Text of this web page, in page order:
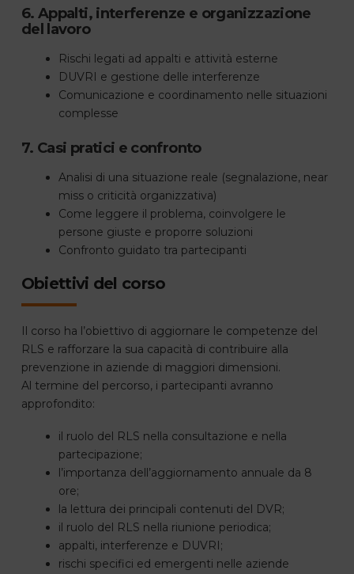
6. Appalti, interferenze e organizzazione
del lavoro
Rischi legati ad appalti e attività esterne
DUVRI e gestione delle interferenze
Comunicazione e coordinamento nelle situazioni
complesse
7. Casi pratici e confronto
Analisi di una situazione reale (segnalazione, near
miss o criticità organizzativa)
Come leggere il problema, coinvolgere le
persone giuste e proporre soluzioni
Confronto guidato tra partecipanti
Obiettivi del corso
Il corso ha l’obiettivo di aggiornare le competenze del
RLS e rafforzare la sua capacità di contribuire alla
prevenzione in aziende di maggiori dimensioni.
Al termine del percorso, i partecipanti avranno
approfondito:
il ruolo del RLS nella consultazione e nella
partecipazione;
l’importanza dell’aggiornamento annuale da 8
ore;
la lettura dei principali contenuti del DVR;
il ruolo del RLS nella riunione periodica;
appalti, interferenze e DUVRI;
rischi specifici ed emergenti nelle aziende